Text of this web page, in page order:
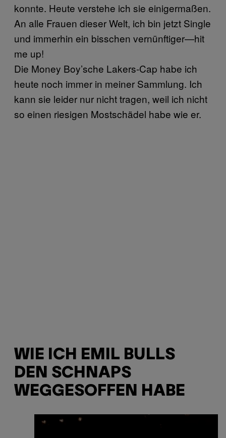
konnte. Heute verstehe ich sie einigermaßen.
An alle Frauen dieser Welt, ich bin jetzt Single
und immerhin ein bisschen vernünftiger—hit
me up!
Die Money Boy’sche Lakers-Cap habe ich
heute noch immer in meiner Sammlung. Ich
kann sie leider nur nicht tragen, weil ich nicht
so einen riesigen Mostschädel habe wie er.
WIE ICH EMIL BULLS
DEN SCHNAPS
WEGGESOFFEN HABE